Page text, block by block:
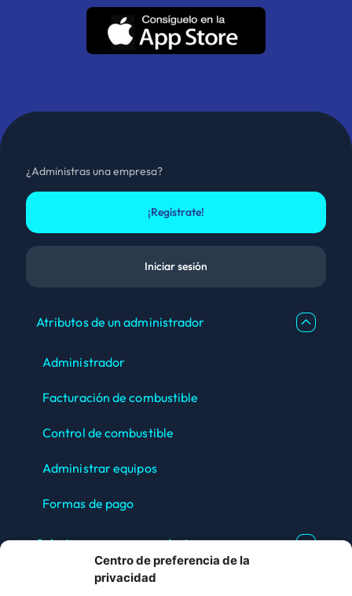
Centro de preferencia de la
privacidad
¿Administras una empresa?
¡Regístrate!
Iniciar sesión
Atributos de un administrador
Administrador
Facturación de combustible
Control de combustible
Administrar equipos
Formas de pago
Soluciones para un conductor
Dudas e información